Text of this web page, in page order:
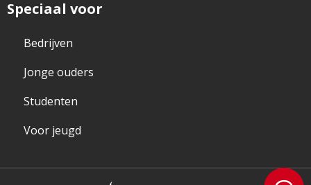
Speciaal voor
Bedrijven
Jonge ouders
Studenten
Voor jeugd